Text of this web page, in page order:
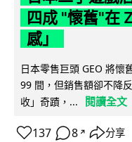
四成 "懷舊"在
感」
日本零售巨頭 GEO 將懷
99 間，但銷售額卻不降
收」奇蹟，...
閱讀全文
137 8 ↗ 分享